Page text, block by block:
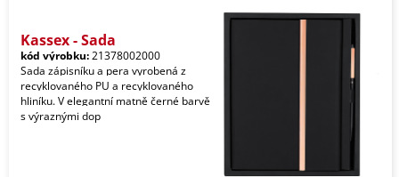
Kassex - Sada
kód výrobku:21378002000
Sada zápisníku a pera vyrobená z
recyklovaného PU a recyklovaného
hliníku. V elegantní matně černé barvě
s výraznými dop